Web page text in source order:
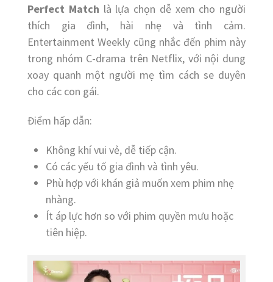
Perfect Match là lựa chọn dễ xem cho người
thích gia đình, hài nhẹ và tình cảm.
Entertainment Weekly cũng nhắc đến phim này
trong nhóm C-drama trên Netflix, với nội dung
xoay quanh một người mẹ tìm cách se duyên
cho các con gái.
Điểm hấp dẫn:
Không khí vui vẻ, dễ tiếp cận.
Có các yếu tố gia đình và tình yêu.
Phù hợp với khán giả muốn xem phim nhẹ
nhàng.
Ít áp lực hơn so với phim quyền mưu hoặc
tiên hiệp.